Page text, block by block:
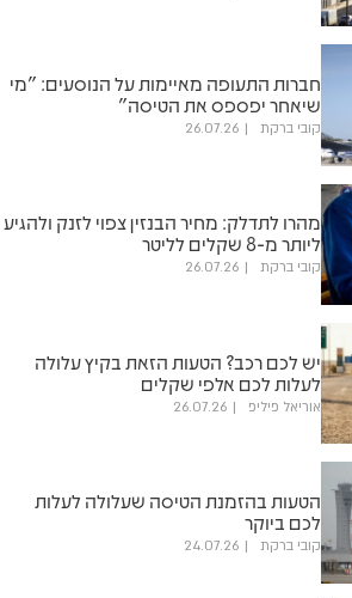
חברות התעופה מאיימות על הנוסעים: "מי
שיאחר יפספס את הטיסה"
קובי ברקת 26.07.26
מהרו לתדלק: מחיר הבנזין צפוי לזנק ולהגיע
ליותר מ-8 שקלים לליטר
קובי ברקת 26.07.26
יש לכם רכב? הטעות הזאת בקיץ עלולה
לעלות לכם אלפי שקלים
אוריאל פיליפ 26.07.26
הטעות בהזמנת הטיסה שעלולה לעלות
לכם ביוקר
קובי ברקת 24.07.26